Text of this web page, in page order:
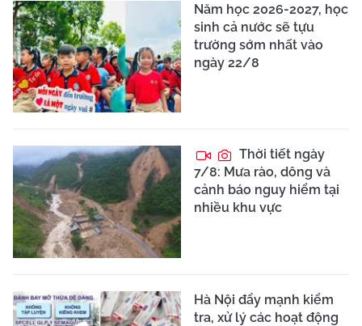
Năm học 2026-2027, học
sinh cả nước sẽ tựu
trường sớm nhất vào
ngày 22/8
Thời tiết ngày
7/8: Mưa rào, dông và
cảnh báo nguy hiểm tại
nhiều khu vực
Hà Nội đẩy mạnh kiểm
tra, xử lý các hoạt động